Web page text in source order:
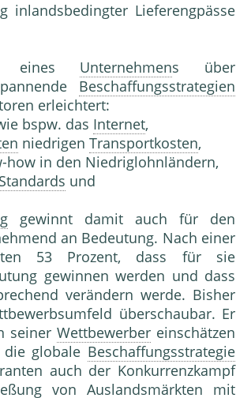
inlandsbedingter Lieferengpässe
Unternehmens über
Beschaffungsstrategien
erleichtert:
bspw. das Internet,
niedrigen Transportkosten,
how in den Niedriglohnländern,
Standards und
gewinnt damit auch für den
an Bedeutung. Nach einer
53 Prozent, dass für sie
gewinnen werden und dass
verändern werde. Bisher
überschaubar. Er
seiner Wettbewerber einschätzen
globale Beschaffungsstrategie
auch der Konkurrenzkampf
von Auslandsmärkten mit